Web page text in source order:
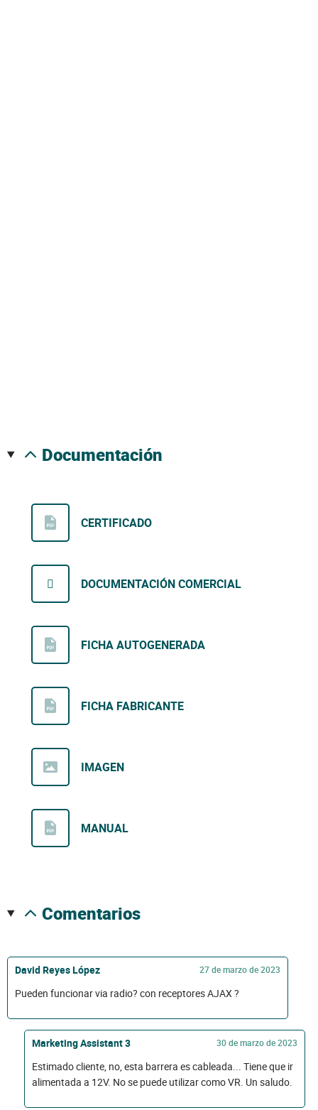
documentación
CERTIFICADO
DOCUMENTACIÓN COMERCIAL
FICHA AUTOGENERADA
FICHA FABRICANTE
IMAGEN
MANUAL
comentarios
David Reyes López 27 de marzo de 2023
Pueden funcionar via radio? con receptores AJAX ?
Marketing Assistant 3 30 de marzo de 2023
Estimado cliente, no, esta barrera es cableada... Tiene que ir
alimentada a 12V. No se puede utilizar como VR. Un saludo.